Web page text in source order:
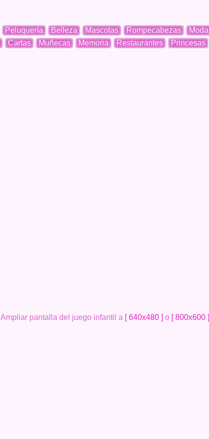
Peluquería Belleza Mascotas Rompecabezas Moda
Cartas Muñecas Memoria Restaurantes Princesas
Ampliar pantalla del juego infantil a [ 640x480 ] o [ 800x600 ]